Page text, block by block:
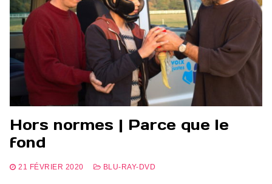
Hors normes | Parce que le
fond
21 FÉVRIER 2020 BLU-RAY-DVD